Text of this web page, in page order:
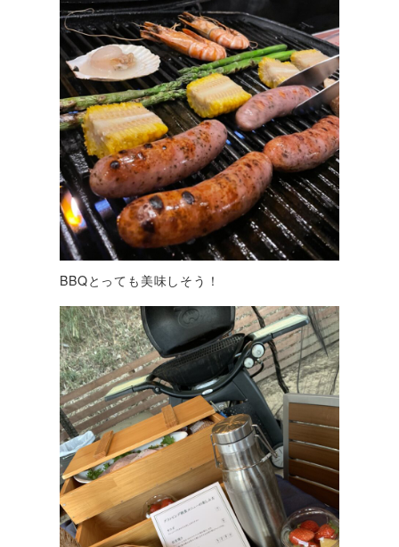
BBQとっても美味しそう！